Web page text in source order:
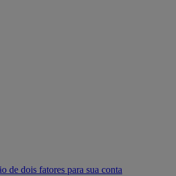
de dois fatores para sua conta